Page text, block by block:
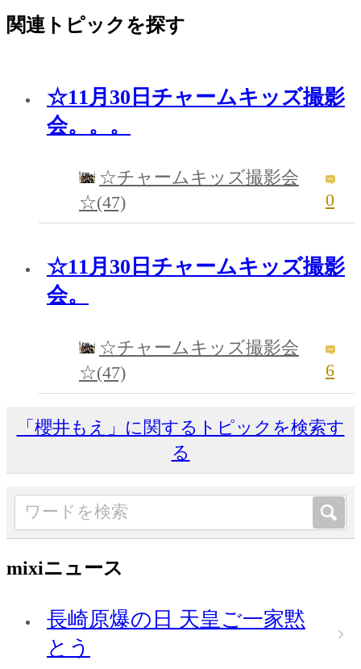
関連トピックを探す
☆11月30日チャームキッズ撮影
会。。。
☆チャームキッズ撮影会
☆(47)
0
☆11月30日チャームキッズ撮影
会。
☆チャームキッズ撮影会
☆(47)
6
「櫻井もえ」に関するトピックを検索す
る
mixiニュース
長崎原爆の日 天皇ご一家黙
とう